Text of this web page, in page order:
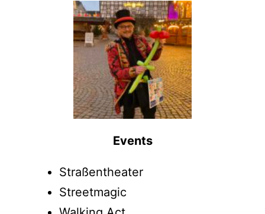
Events
Straßentheater
Streetmagic